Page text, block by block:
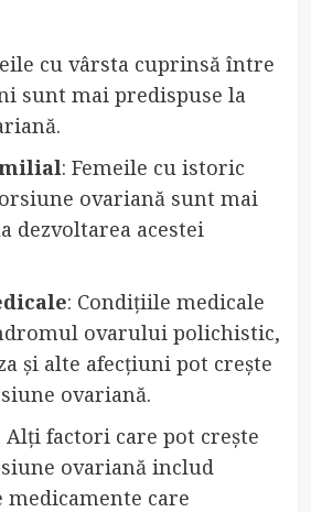
cu vârsta cuprinsă între
sunt mai predispuse la
: Femeile cu istoric
ovariană sunt mai
dezvoltarea acestei
: Condițiile medicale
ovarului polichistic,
și alte afecțiuni pot crește
ovariană.
Alți factori care pot crește
ovariană includ
care